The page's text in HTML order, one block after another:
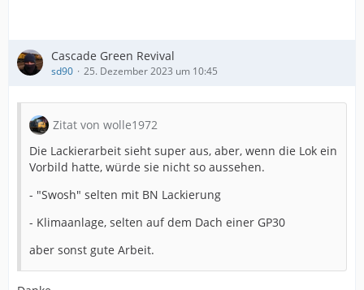
Cascade Green Revival
sd90 25. Dezember 2023 um 10:45
Zitat von wolle1972
Die Lackierarbeit sieht super aus, aber, wenn die Lok ein
Vorbild hatte, würde sie nicht so aussehen.
- "Swosh" selten mit BN Lackierung
- Klimaanlage, selten auf dem Dach einer GP30
aber sonst gute Arbeit.